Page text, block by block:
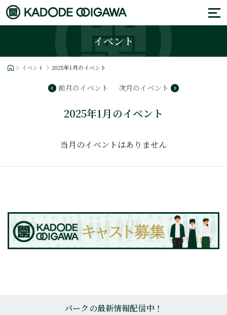
イベント
イベント 2025年1月のイベント
前月のイベント 次月のイベント
2025年1月のイベント
当月のイベントはありません
パークの最新情報配信中！